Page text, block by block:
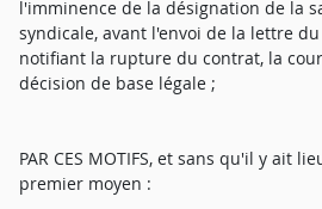
l'imminence de la désignation de la
syndicale, avant l'envoi de la lettre du
notifiant la rupture du contrat, la
décision de base légale ;
PAR CES MOTIFS, et sans qu'il y ait
premier moyen :